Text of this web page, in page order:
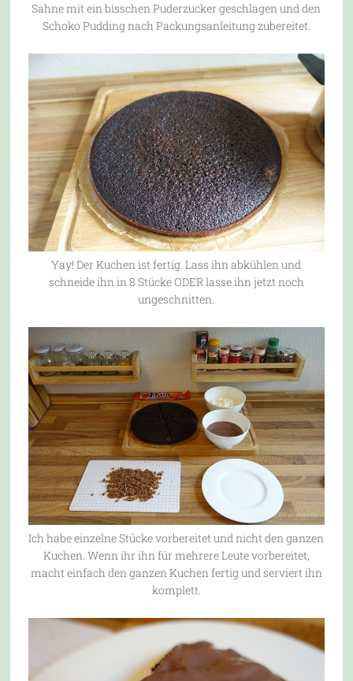
Sahne mit ein bisschen Puderzucker geschlagen und den
Schoko Pudding nach Packungsanleitung zubereitet.
Yay! Der Kuchen ist fertig. Lass ihn abkühlen und
schneide ihn in 8 Stücke ODER lasse ihn jetzt noch
ungeschnitten.
Ich habe einzelne Stücke vorbereitet und nicht den ganzen
Kuchen. Wenn ihr ihn für mehrere Leute vorbereitet,
macht einfach den ganzen Kuchen fertig und serviert ihn
komplett.